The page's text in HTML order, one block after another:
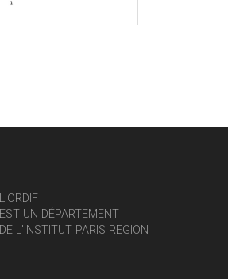
L'ORDIF
EST UN DÉPARTEMENT
DE L'INSTITUT PARIS REGION